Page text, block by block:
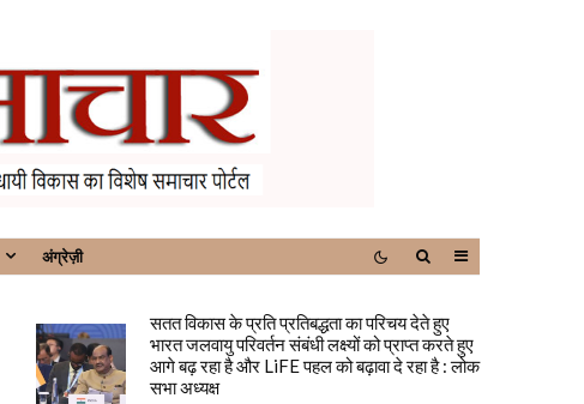
अंग्रेज़ी
सतत विकास के प्रति प्रतिबद्धता का परिचय देते हुए
भारत जलवायु परिवर्तन संबंधी लक्ष्यों को प्राप्त करते हुए
आगे बढ़ रहा है और LiFE पहल को बढ़ावा दे रहा है : लोक
सभा अध्यक्ष